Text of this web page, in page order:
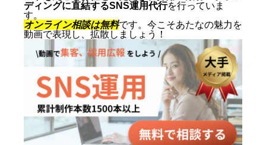
動画を軸にした集客・ブランディ
ングを専門とする。SNS運用代行
およびショート動画制作では累計
1,500本以上を手がけ、再生され
る動画の型と、フォロワーを「指
名・来店・売上」へ変える設計に
定評がある。 キャリアの原点は、
札幌でも有数のAI先進企業・株式
ディングに直結するSNS運用代行を行っていま
す。
オンライン相談は無料です。今こそあたなの魅力を
動画で表現し、拡散しましょう！